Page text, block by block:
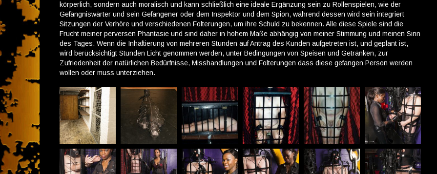
körperlich, sondern auch moralisch und kann schließlich eine ideale Ergänzung sein zu Rollenspielen, wie der
Gefängniswärter und sein Gefangener oder dem Inspektor und dem Spion, während dessen wird sein integriert
Sitzungen der Verhöre und verschiedenen Folterungen, um ihre Schuld zu bekennen. Alle diese Spiele sind die
Frucht meiner perversen Phantasie und sind daher in hohem Maße abhängig von meiner Stimmung und meinen Sinn
des Tages. Wenn die Inhaftierung von mehreren Stunden auf Antrag des Kunden aufgetreten ist, und geplant ist,
wird berücksichtigt Stunden Licht genommen werden, unter Bedingungen von Speisen und Getränken, zur
Zufriedenheit der natürlichen Bedürfnisse, Misshandlungen und Folterungen dass diese gefangen Person werden
wollen oder muss unterziehen.